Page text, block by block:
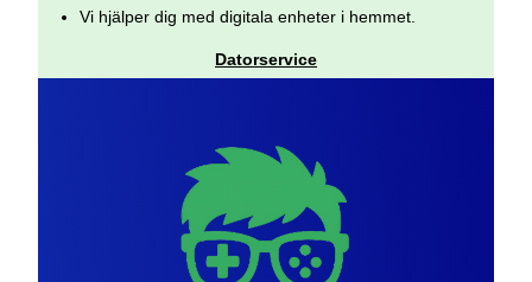
Vi hjälper dig med digitala enheter i hemmet.
Datorservice